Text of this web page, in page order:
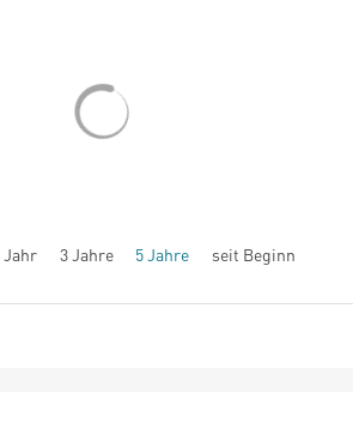
Jahr 3 Jahre 5 Jahre seit Beginn